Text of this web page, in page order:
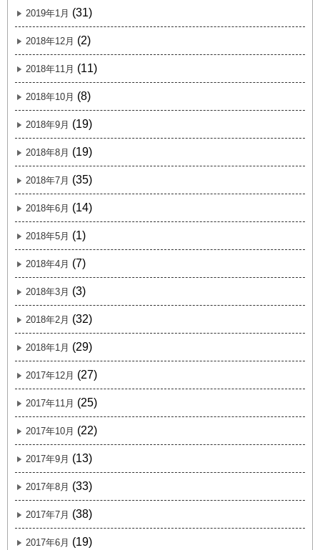
2019年1月 (31)
2018年12月 (2)
2018年11月 (11)
2018年10月 (8)
2018年9月 (19)
2018年8月 (19)
2018年7月 (35)
2018年6月 (14)
2018年5月 (1)
2018年4月 (7)
2018年3月 (3)
2018年2月 (32)
2018年1月 (29)
2017年12月 (27)
2017年11月 (25)
2017年10月 (22)
2017年9月 (13)
2017年8月 (33)
2017年7月 (38)
2017年6月 (19)